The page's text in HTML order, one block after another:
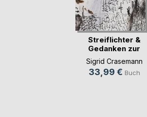
Streiflichter &
Gedanken zur
Kunst(...)
Sigrid Crasemann
33,99 € Buch